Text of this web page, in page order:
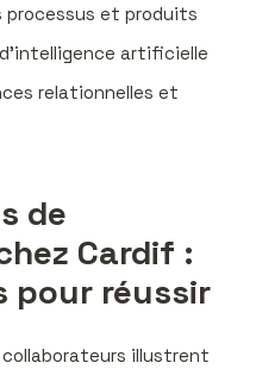
et produits
artificielle
relationnelles et
de
Cardif :
pour réussir
collaborateurs illustrent